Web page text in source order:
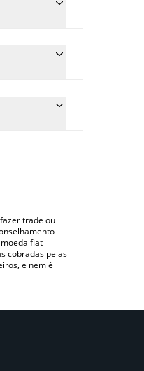
o
trade ou
fiat
cobradas pelas
e nem é